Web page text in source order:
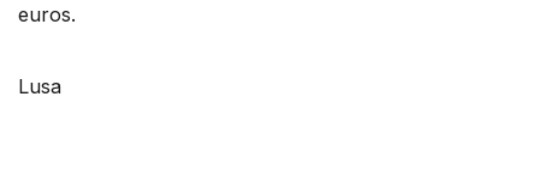
euros.
Lusa